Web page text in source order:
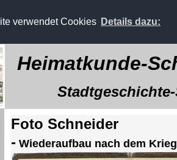
verwendet Cookies Details dazu:
Heimatkunde-
Stadtgeschichte-
Foto Schneider
- Wiederaufbau nach dem Krieg